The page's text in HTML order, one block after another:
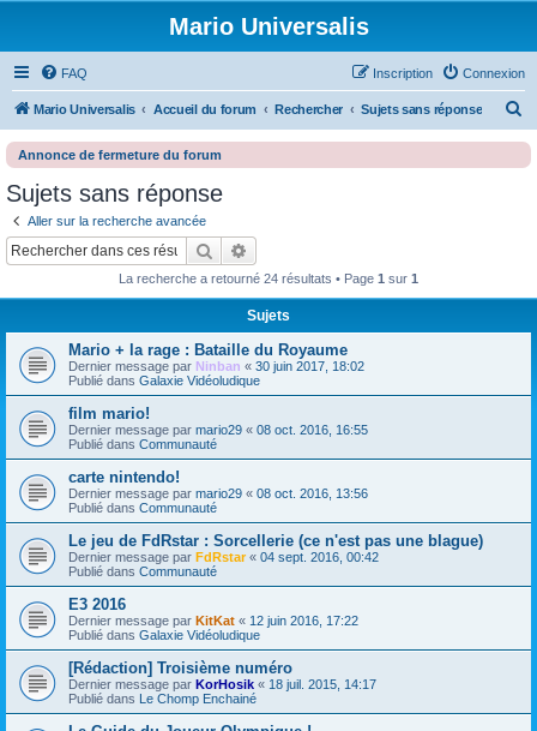
Mario Universalis
FAQ Connexion
Inscription
Mario Universalis Accueil du forum Rechercher Sujets sans réponse
c
Annonce de fermeture du forum
Sujets sans réponse
Aller sur la recherche avancée
Rechercher
La recherche a retourné 24 résultats • Page 1 sur 1
Sujets
Mario + la rage : Bataille du Royaume
Dernier message par Ninban « 30 juin 2017, 18:02
Publié dans Galaxie Vidéoludique
film mario!
Dernier message par mario29 « 08 oct. 2016, 16:55
Publié dans Communauté
carte nintendo!
Dernier message par mario29 « 08 oct. 2016, 13:56
Publié dans Communauté
Le jeu de FdRstar : Sorcellerie (ce n'est pas une blague)
Dernier message par FdRstar« 04 sept. 2016, 00:42
Publié dans Communauté
E3 2016
Dernier message par KitKat « 12 juin 2016, 17:22
Publié dans Galaxie Vidéoludique
[Rédaction] Troisième numéro
Dernier message par KorHosik « 18 juil. 2015, 14:17
Publié dans Le Chomp Enchainé